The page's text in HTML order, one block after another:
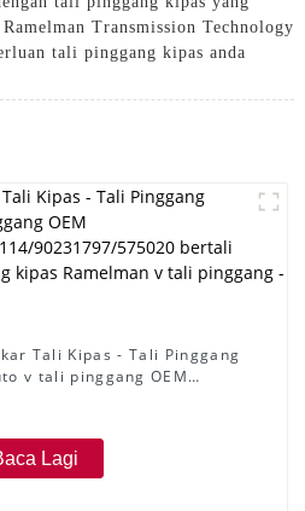
Transmission Technology
tali pinggang kipas anda
Tali Kipas - Tali Pinggang
v tali pinggang OEM
- ELITES
Lagi